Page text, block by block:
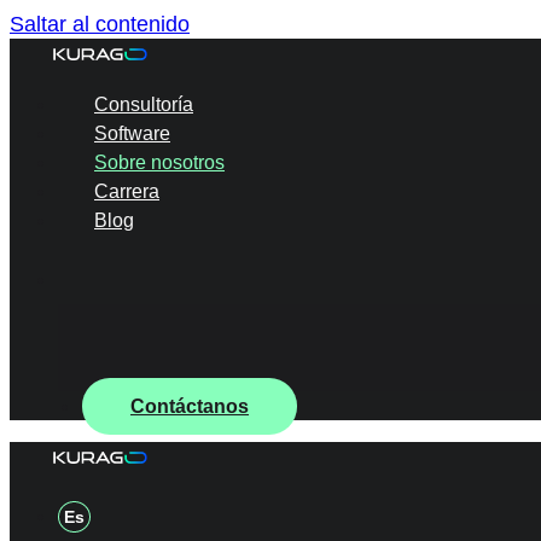
Saltar al contenido
Consultoría
Software
Sobre nosotros
Carrera
Blog
Contáctanos
Es